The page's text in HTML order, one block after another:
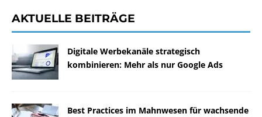
AKTUELLE BEITRÄGE
Digitale Werbekanäle strategisch
kombinieren: Mehr als nur Google Ads
Best Practices im Mahnwesen für wachsende